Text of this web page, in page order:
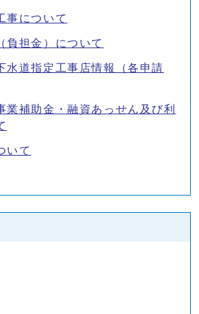
事について
負担金）について
水道指定工事店情報（各申請
業補助金・融資あっせん及び利
いて